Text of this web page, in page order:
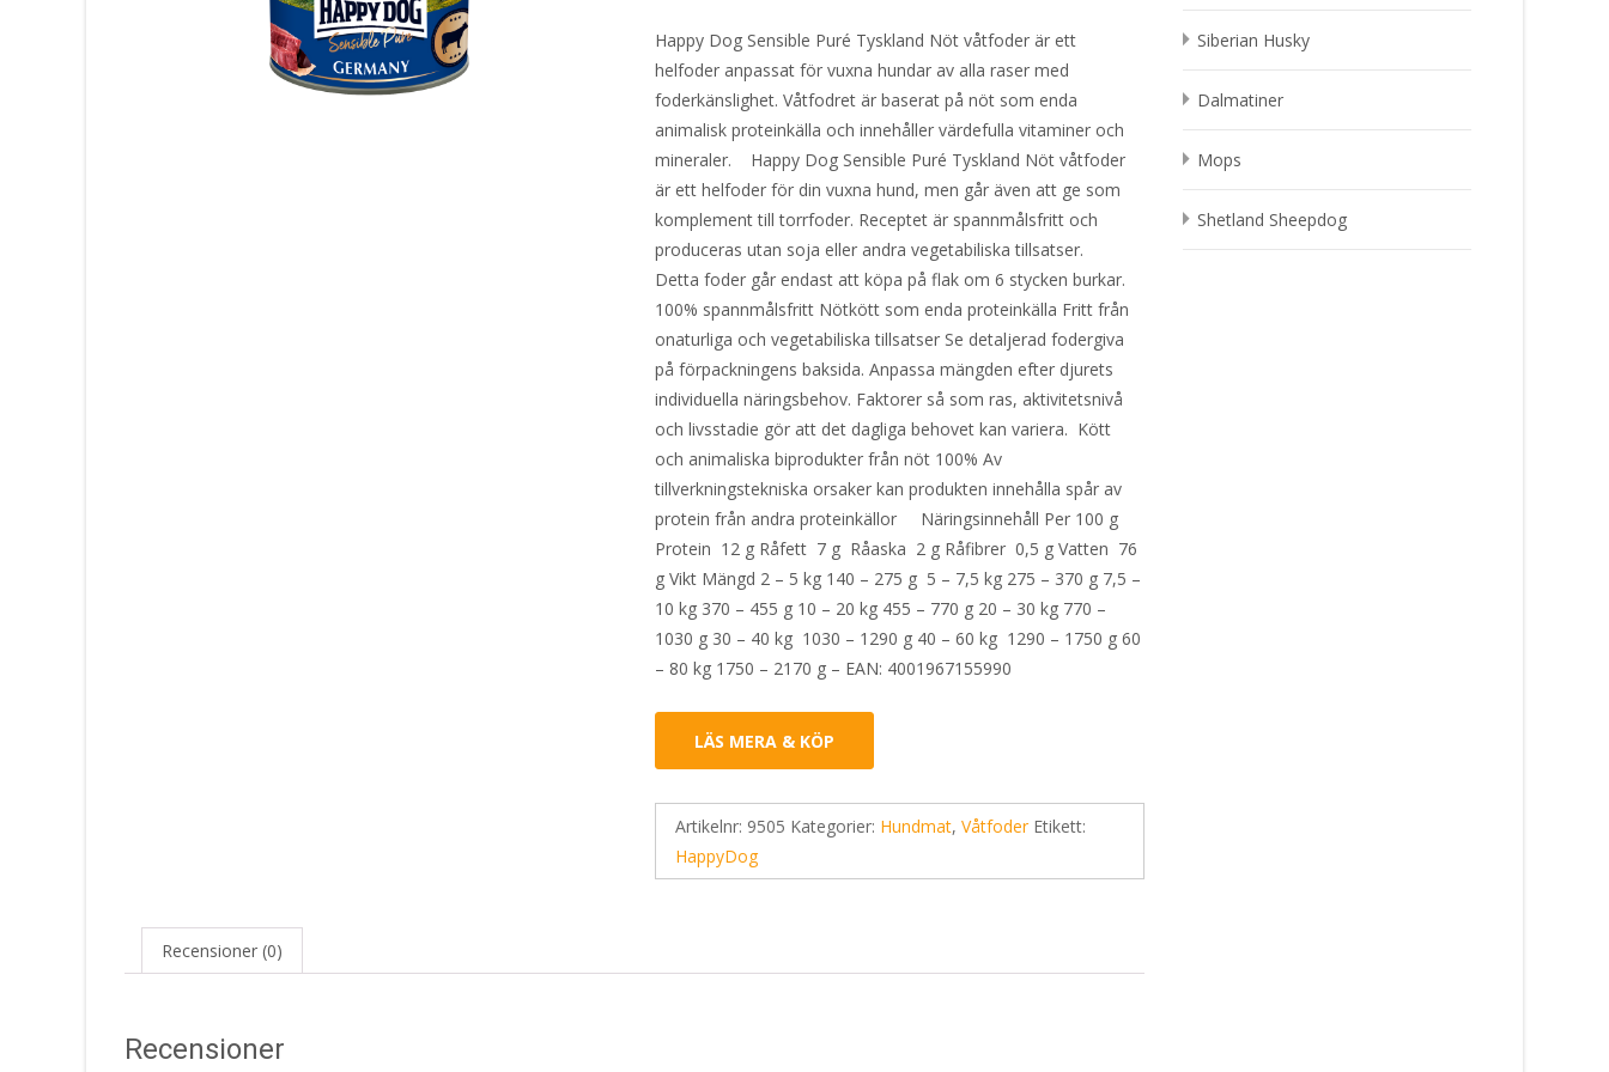
Happy Dog Sensible Puré Tyskland Nöt våtfoder är ett
helfoder anpassat för vuxna hundar av alla raser med
foderkänslighet. Våtfodret är baserat på nöt som enda
animalisk proteinkälla och innehåller värdefulla vitaminer och
mineraler. Happy Dog Sensible Puré Tyskland Nöt våtfoder
är ett helfoder för din vuxna hund, men går även att ge som
komplement till torrfoder. Receptet är spannmålsfritt och
produceras utan soja eller andra vegetabiliska tillsatser.
Detta foder går endast att köpa på flak om 6 stycken burkar.
100% spannmålsfritt Nötkött som enda proteinkälla Fritt från
onaturliga och vegetabiliska tillsatser Se detaljerad fodergiva
på förpackningens baksida. Anpassa mängden efter djurets
individuella näringsbehov. Faktorer så som ras, aktivitetsnivå
och livsstadie gör att det dagliga behovet kan variera. Kött
och animaliska biprodukter från nöt 100% Av
tillverkningstekniska orsaker kan produkten innehålla spår av
protein från andra proteinkällor Näringsinnehåll Per 100 g
Protein 12 g Råfett 7 g Råaska 2 g Råfibrer 0,5 g Vatten 76
g Vikt Mängd 2 – 5 kg 140 – 275 g 5 – 7,5 kg 275 – 370 g 7,5 –
10 kg 370 – 455 g 10 – 20 kg 455 – 770 g 20 – 30 kg 770 –
1030 g 30 – 40 kg 1030 – 1290 g 40 – 60 kg 1290 – 1750 g 60
– 80 kg 1750 – 2170 g – EAN: 4001967155990
LÄS MERA & KÖP
Artikelnr: 9505 Kategorier: Hundmat,Våtfoder Etikett:
HappyDog
Recensioner (0)
Recensioner
Siberian Husky
Dalmatiner
Mops
Shetland Sheepdog